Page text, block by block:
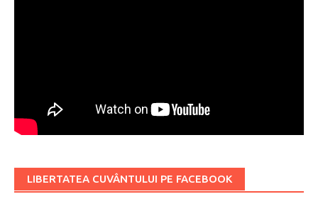
LIBERTATEA CUVÂNTULUI PE FACEBOOK